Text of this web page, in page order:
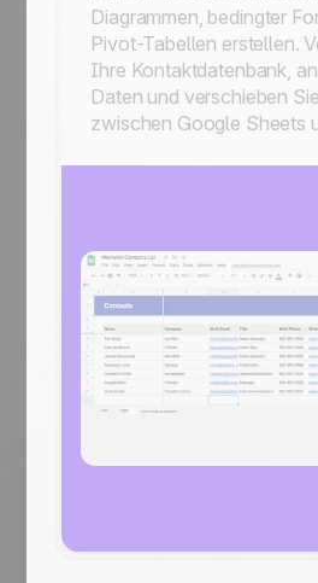
Diagrammen, bedingter
Pivot-Tabellen erstellen.
Ihre Kontaktdatenbank,
Daten und verschieben
zwischen Google Sheets